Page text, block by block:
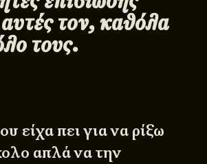
τον, καθόλα
τους.
είχα πει για να ρίξω
απλά να την